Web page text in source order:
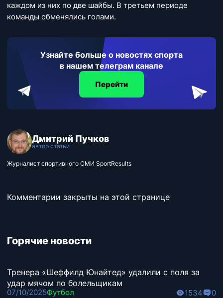
каждом из них по две шайбы. В третьем периоде
команды обменялись голами.
Узнайте больше о новостях спорта
в нашем телеграм канале
Перейти
Дмитрий Пучков
автор статьи
Журналист спортивного СМИ SportResults
Комментарии закрыты на этой странице
Горячие новости
Тренера «Шеффилд Юнайтед» удалили с поля за
удар мячом по болельщикам
07/10/2025Футбол 1534 0